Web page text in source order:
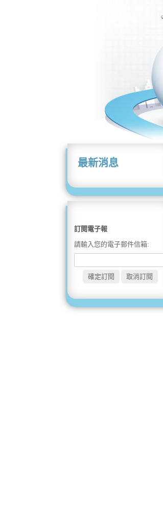
最新消息
訂閱電子報
請輸入您的電子郵件信箱: